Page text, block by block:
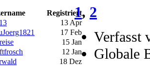
Registriert
13 Apr
17 Feb
15 Jan
12 Jan
18 Dez
1, 2
Verfasst
Globale